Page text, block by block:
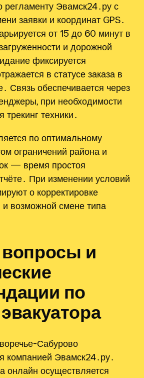
регламенту Эвамск24․ру с
заявки и координат GPS․
от 15 до 60 минут в
и дорожной
фиксируется
в статусе заказа в
Связь обеспечивается через
при необходимости
трекинг техники․
по оптимальному
ограничений района и
— время простоя
При изменении условий
о корректировке
возможной смене типа
и
по
Сабурово
компанией Эвамск24․ру․
онлайн осуществляется